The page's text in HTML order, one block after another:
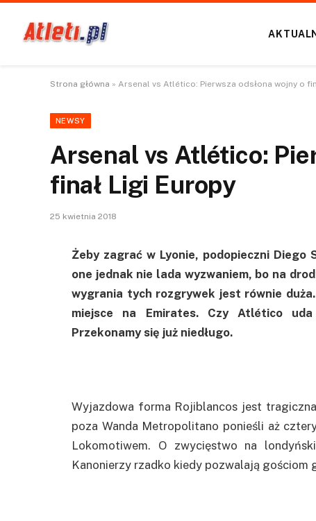
Strona główna » Arsenal vs Atlético: Pierwsza odsłona wojny o
NEWSY
Arsenal vs Atlético:
finał Ligi Europy
25 kwietnia 2018
Żeby zagrać w Lyonie, podopieczni Diego
one jednak nie lada wyzwaniem, bo na
wygrania tych rozgrywek jest równie
miejsce na Emirates. Czy Atlético
Przekonamy się już niedługo.
Wyjazdowa forma Rojiblancos jest
poza Wanda Metropolitano ponieśli aż
Lokomotiwem. O zwycięstwo na
Kanonierzy rzadko kiedy pozwalają gościom